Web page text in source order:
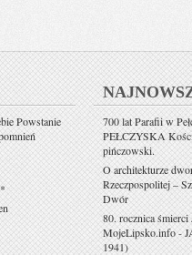
Powstanie
700 lat Parafii w
PEŁCZYSKA
pińczowski.
O architekturze
Rzeczpospolitej –
Dwór
80. rocznica
MojeLipsko.info-
1941)